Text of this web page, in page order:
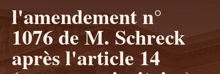
l'amendement n°
1076 de M. Schreck
après l'article 14